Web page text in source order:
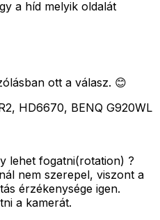
a híd melyik oldalát
ott a válasz. 😊
HD6670, BENQ G920WL
lehet fogatni(rotation) ?
nem szerepel, viszont a
érzékenysége igen.
a kamerát.